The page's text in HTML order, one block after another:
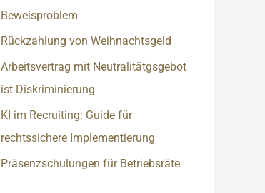
c
h
Beweisproblem
Rückzahlung von Weihnachtsgeld
Arbeitsvertrag mit Neutralitätgsgebot
ist Diskriminierung
KI im Recruiting: Guide für
rechtssichere Implementierung
Präsenzschulungen für Betriebsräte